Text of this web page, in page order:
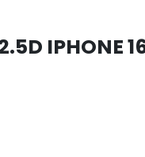
IPHONE